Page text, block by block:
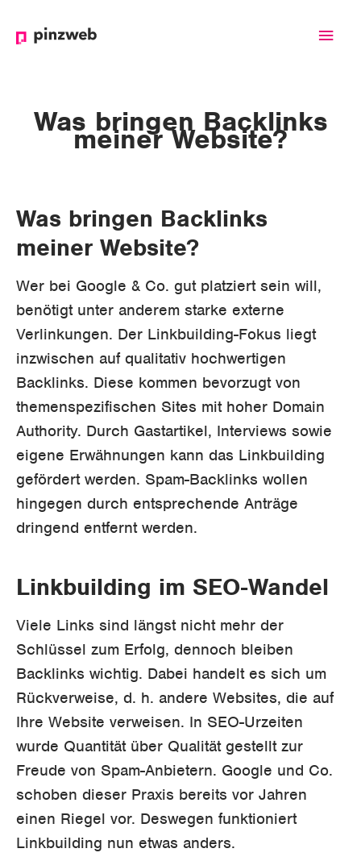
Was bringen Backlinks
meiner Website?
Was bringen Backlinks
meiner Website?
Wer bei Google & Co. gut platziert sein will,
benötigt unter anderem starke externe
Verlinkungen. Der Linkbuilding-Fokus liegt
inzwischen auf qualitativ hochwertigen
Backlinks. Diese kommen bevorzugt von
themenspezifischen Sites mit hoher Domain
Authority. Durch Gastartikel, Interviews sowie
eigene Erwähnungen kann das Linkbuilding
gefördert werden. Spam-Backlinks wollen
hingegen durch entsprechende Anträge
dringend entfernt werden.
Linkbuilding im SEO-Wandel
Viele Links sind längst nicht mehr der
Schlüssel zum Erfolg, dennoch bleiben
Backlinks wichtig. Dabei handelt es sich um
Rückverweise, d. h. andere Websites, die auf
Ihre Website verweisen. In SEO-Urzeiten
wurde Quantität über Qualität gestellt zur
Freude von Spam-Anbietern. Google und Co.
schoben dieser Praxis bereits vor Jahren
einen Riegel vor. Deswegen funktioniert
Linkbuilding nun etwas anders.